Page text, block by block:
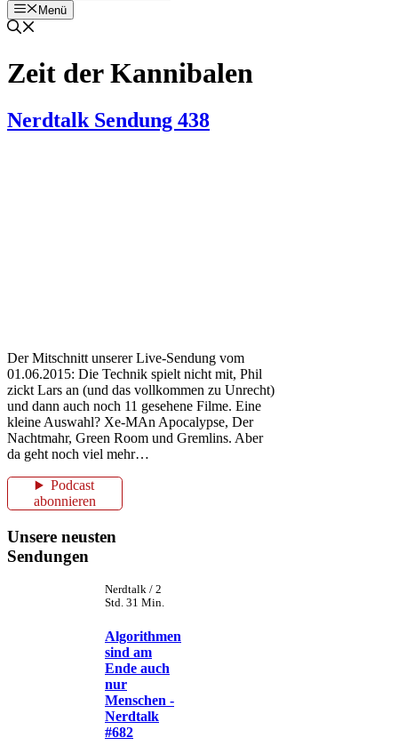
Menü
Zeit der Kannibalen
Nerdtalk Sendung 438
Der Mitschnitt unserer Live-Sendung vom
01.06.2015: Die Technik spielt nicht mit, Phil
zickt Lars an (und das vollkommen zu Unrecht)
und dann auch noch 11 gesehene Filme. Eine
kleine Auswahl? Xe-MAn Apocalypse, Der
Nachtmahr, Green Room und Gremlins. Aber
da geht noch viel mehr…
Podcast
abonnieren
Unsere neusten
Sendungen
Nerdtalk / 2
Std. 31 Min.
Algorithmen
sind am
Ende auch
nur
Menschen -
Nerdtalk
#682